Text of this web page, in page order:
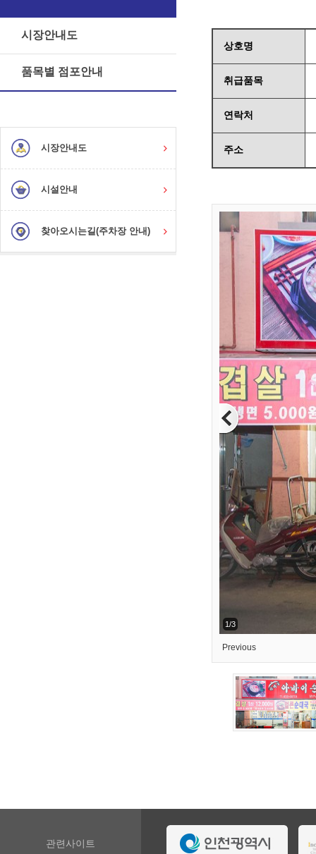
시장안내도
품목별 점포안내
시장안내도
시설안내
찾아오시는길(주차장 안내)
상호명
취급품목
연락처
주소
1/3
Previous
관련사이트